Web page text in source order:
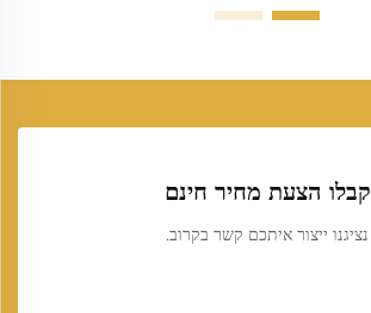
קבלו הצעת מחיר חינם
נציגנו ייצור איתכם קשר בקרוב.